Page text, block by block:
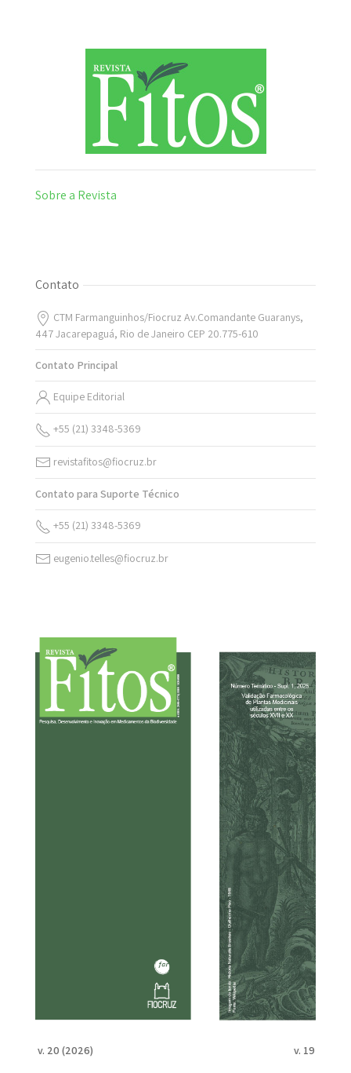
Sobre a Revista
Contato
CTM Farmanguinhos/Fiocruz Av.Comandante Guaranys,
447 Jacarepaguá, Rio de Janeiro CEP 20.775-610
Contato Principal
Equipe Editorial
+55 (21) 3348-5369
revistafitos@fiocruz.br
Contato para Suporte Técnico
+55 (21) 3348-5369
eugenio.telles@fiocruz.br